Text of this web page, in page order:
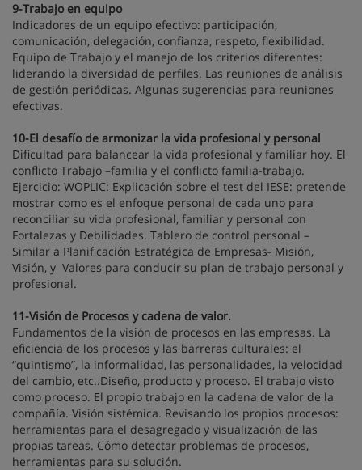
9-Trabajo en equipo
Indicadores de un equipo efectivo: participación,
comunicación, delegación, confianza, respeto, flexibilidad.
Equipo de Trabajo y el manejo de los criterios diferentes:
liderando la diversidad de perfiles. Las reuniones de análisis
de gestión periódicas. Algunas sugerencias para reuniones
efectivas.
10-El desafío de armonizar la vida profesional y personal
Dificultad para balancear la vida profesional y familiar hoy. El
conflicto Trabajo –familia y el conflicto familia-trabajo.
Ejercicio: WOPLIC: Explicación sobre el test del IESE: pretende
mostrar como es el enfoque personal de cada uno para
reconciliar su vida profesional, familiar y personal con
Fortalezas y Debilidades. Tablero de control personal –
Similar a Planificación Estratégica de Empresas- Misión,
Visión, y Valores para conducir su plan de trabajo personal y
profesional.
11-Visión de Procesos y cadena de valor.
Fundamentos de la visión de procesos en las empresas. La
eficiencia de los procesos y las barreras culturales: el
“quintismo”, la informalidad, las personalidades, la velocidad
del cambio, etc..Diseño, producto y proceso. El trabajo visto
como proceso. El propio trabajo en la cadena de valor de la
compañía. Visión sistémica. Revisando los propios procesos:
herramientas para el desagregado y visualización de las
propias tareas. Cómo detectar problemas de procesos,
herramientas para su solución.